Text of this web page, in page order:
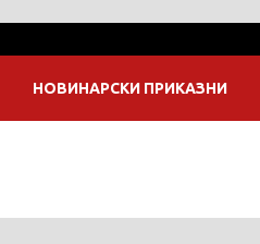
НОВИНАРСКИ ПРИКАЗНИ